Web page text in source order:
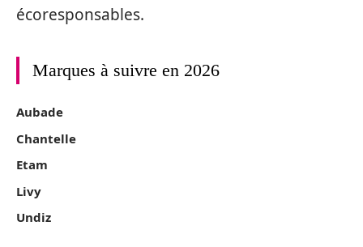
écoresponsables.
Marques à suivre en 2026
Aubade
Chantelle
Etam
Livy
Undiz